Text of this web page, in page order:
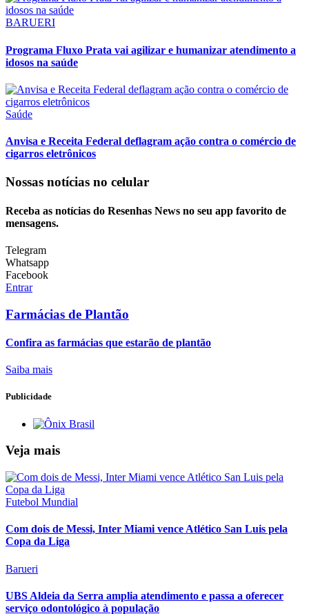
BARUERI
Programa Fluxo Prata vai agilizar e humanizar atendimento a
idosos na saúde
Saúde
Anvisa e Receita Federal deflagram ação contra o comércio de
cigarros eletrônicos
Nossas notícias no celular
Receba as notícias do Resenhas News no seu app favorito de
mensagens.
Telegram
Whatsapp
Facebook
Entrar
Farmácias de Plantão
Confira as farmácias que estarão de plantão
Saiba mais
Publicidade
Veja mais
Futebol Mundial
Com dois de Messi, Inter Miami vence Atlético San Luis pela
Copa da Liga
Barueri
UBS Aldeia da Serra amplia atendimento e passa a oferecer
serviço odontológico à população